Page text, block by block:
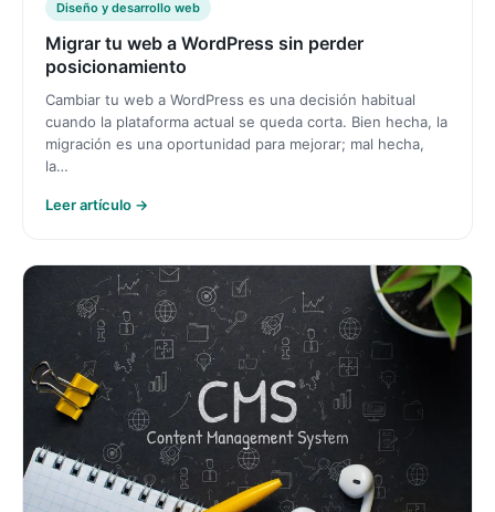
Diseño y desarrollo web
Migrar tu web a WordPress sin perder
posicionamiento
Cambiar tu web a WordPress es una decisión habitual
cuando la plataforma actual se queda corta. Bien hecha, la
migración es una oportunidad para mejorar; mal hecha,
la…
Leer artículo →